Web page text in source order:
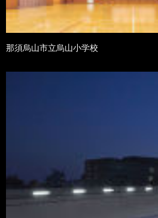
那須烏山市立烏山小学校